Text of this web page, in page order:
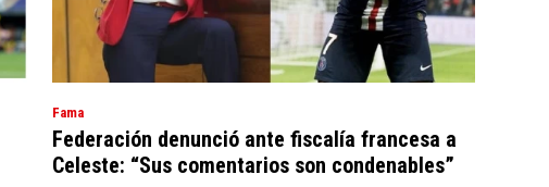
Fama
Federación denunció ante fiscalía francesa a
Celeste: “Sus comentarios son condenables”